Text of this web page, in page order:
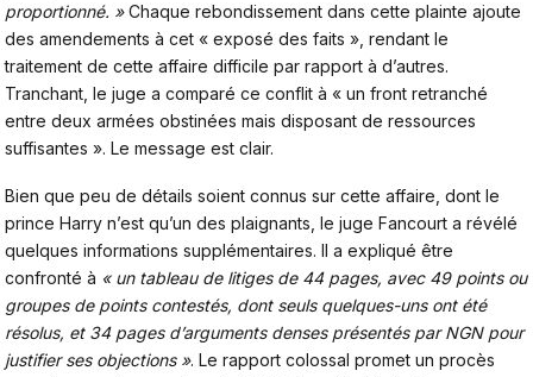
proportionné. »Chaque rebondissement dans cette plainte ajoute
des amendements à cet « exposé des faits », rendant le
traitement de cette affaire difficile par rapport à d’autres.
Tranchant, le juge a comparé ce conflit à « un front retranché
entre deux armées obstinées mais disposant de ressources
suffisantes ». Le message est clair.
Bien que peu de détails soient connus sur cette affaire, dont le
prince Harry n’est qu’un des plaignants, le juge Fancourt a révélé
quelques informations supplémentaires. Il a expliqué être
confronté à « un tableau de litiges de 44 pages, avec 49 points ou
groupes de points contestés, dont seuls quelques-uns ont été
résolus, et 34 pages d’arguments denses présentés par NGN pour
justifier ses objections ». Le rapport colossal promet un procès